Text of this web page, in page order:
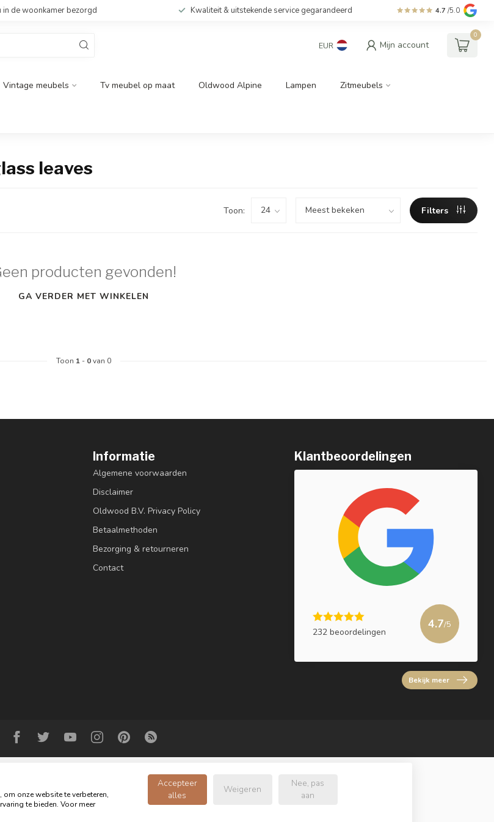
in de woonkamer bezorgd Kwaliteit & uitstekende service gegarandeerd 4.7 /5.0
EUR Mijn account
0
Vintage meubels Tv meubel op maat Oldwood Alpine Lampen Zitmeubels
leaves
Toon: Filters
producten gevonden!
GA VERDER MET WINKELEN
Toon 1 - 0van 0
Informatie
Algemene voorwaarden
Disclaimer
Oldwood B.V. Privacy Policy
Betaalmethoden
Bezorging & retourneren
Contact
Klantbeoordelingen
232 beoordelingen
4.7/5
Bekijk meer
Oldwood de Woonwinkel - Powered by
onze website te verbeteren,
te bieden. Voor meer
Accepteer
alles
Weigeren
Nee, pas
aan